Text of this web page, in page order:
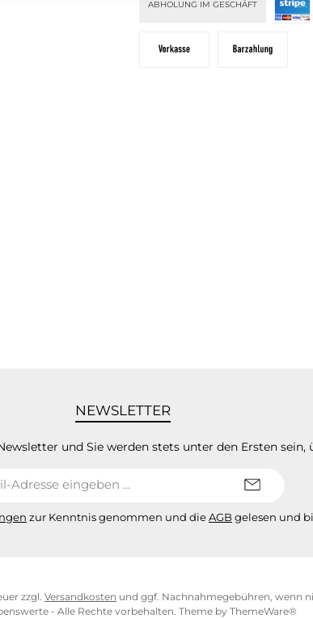
ABHOLUNG IM GESCHÄFT
NEWSLETTER
und Sie werden stets unter den Ersten
Mail-
zur Kenntnis genommen und dieAGBgelesen und
zzgl. Versandkosten und ggf. Nachnahmegebühren, wenn
- Alle Rechte vorbehalten. Theme by ThemeWare®